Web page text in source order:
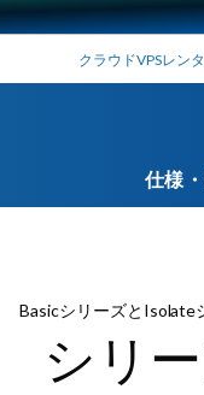
クラウドVPSレン
仕様
BasicシリーズとIsolate
シリ